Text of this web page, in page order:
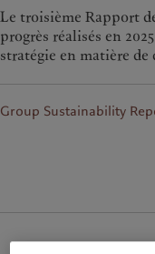
Le troisième Rapport
progrès réalisés en
stratégie en matière
Group Sustainability